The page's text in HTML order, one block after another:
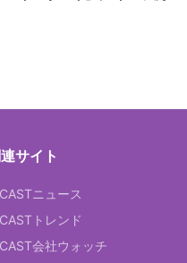
サイト
ニュース
トレンド
会社ウォッチ